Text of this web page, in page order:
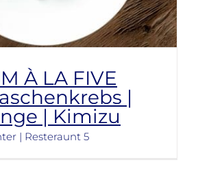
À LA FIVE
|
| Kimizu
| Resteraunt 5